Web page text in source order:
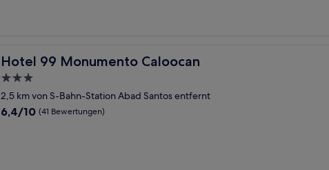
Hotel 99 Monumento Caloocan
Hotel 99 Monumento Caloocan
3.0-
Sterne-
Unterkunft
2,5 km von S-Bahn-Station Abad Santos entfernt
6.4
6,4/10 (41 Bewertungen)